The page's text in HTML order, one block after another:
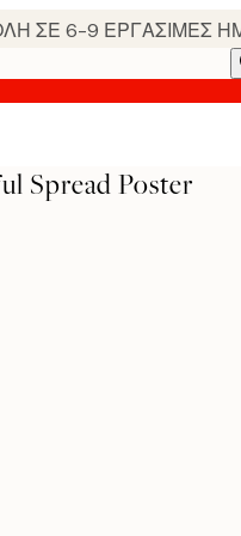
ΣΕ 6-9 ΕΡΓΑΣΙΜΕΣ
Spread Poster